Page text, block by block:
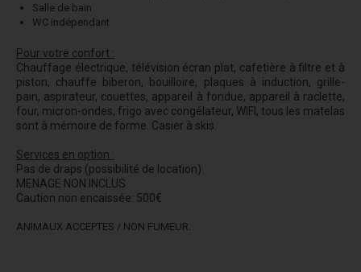
Salle de bain
WC indépendant
Pour votre confort :
Chauffage électrique, télévision écran plat, cafetière à filtre et à
piston, chauffe biberon, bouilloire, plaques à induction, grille-
pain, aspirateur, couettes, appareil à fondue, appareil à raclette,
four, micron-ondes, frigo avec congélateur, WIFI, tous les matelas
sont à mémoire de forme. Casier à skis.
Services en option :
Pas de draps (possibilité de location).
MENAGE NON INCLUS
Caution non encaissée: 500€
ANIMAUX ACCEPTES / NON FUMEUR.